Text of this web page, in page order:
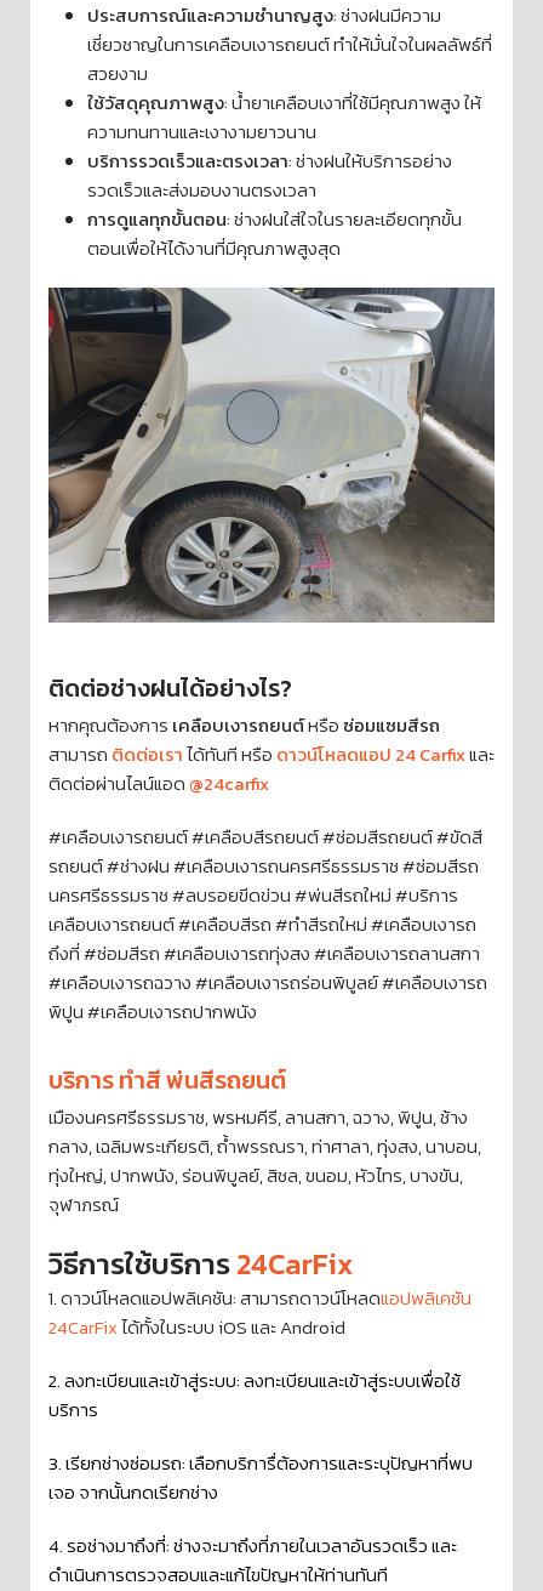
ประสบการณ์และความชำนาญสูง: ช่างฝนมีความ
เชี่ยวชาญในการเคลือบเงารถยนต์ ทำให้มั่นใจในผลลัพธ์ที่
สวยงาม
ใช้วัสดุคุณภาพสูง: น้ำยาเคลือบเงาที่ใช้มีคุณภาพสูง ให้
ความทนทานและเงางามยาวนาน
บริการรวดเร็วและตรงเวลา: ช่างฝนให้บริการอย่าง
รวดเร็วและส่งมอบงานตรงเวลา
การดูแลทุกขั้นตอน: ช่างฝนใส่ใจในรายละเอียดทุกขั้น
ตอนเพื่อให้ได้งานที่มีคุณภาพสูงสุด
ติดต่อช่างฝนได้อย่างไร?
หากคุณต้องการ เคลือบเงารถยนต์หรือ ซ่อมแซมสีรถ
สามารถ ติดต่อเราได้ทันที หรือ ดาวน์โหลดแอป 24 Carfixและ
ติดต่อผ่านไลน์แอด @24carfix
#เคลือบเงารถยนต์ #เคลือบสีรถยนต์ #ซ่อมสีรถยนต์ #ขัดสี
รถยนต์ #ช่างฝน #เคลือบเงารถนครศรีธรรมราช #ซ่อมสีรถ
นครศรีธรรมราช #ลบรอยขีดข่วน #พ่นสีรถใหม่ #บริการ
เคลือบเงารถยนต์ #เคลือบสีรถ #ทำสีรถใหม่ #เคลือบเงารถ
ถึงที่ #ซ่อมสีรถ #เคลือบเงารถทุ่งสง #เคลือบเงารถลานสกา
#เคลือบเงารถฉวาง #เคลือบเงารถร่อนพิบูลย์ #เคลือบเงารถ
พิปูน #เคลือบเงารถปากพนัง
บริการ ทำสี พ่นสีรถยนต์
เมืองนครศรีธรรมราช, พรหมคีรี, ลานสกา, ฉวาง, พิปูน, ช้าง
กลาง, เฉลิมพระเกียรติ, ถ้ำพรรณรา, ท่าศาลา, ทุ่งสง, นาบอน,
ทุ่งใหญ่, ปากพนัง, ร่อนพิบูลย์, สิชล, ขนอม, หัวไทร, บางขัน,
จุฬาภรณ์
วิธีการใช้บริการ24CarFix
1. ดาวน์โหลดแอปพลิเคชัน: สามารถดาวน์โหลดแอปพลิเคชัน
24CarFixได้ทั้งในระบบ iOS และ Android
2. ลงทะเบียนและเข้าสู่ระบบ: ลงทะเบียนและเข้าสู่ระบบเพื่อใช้
บริการ
3. เรียกช่างซ่อมรถ: เลือกบริการื่ต้องการและระบุปัญหาที่พบ
เจอ จากนั้นกดเรียกช่าง
4. รอช่างมาถึงที่: ช่างจะมาถึงที่ภายในเวลาอันรวดเร็ว และ
ดำเนินการตรวจสอบและแก้ไขปัญหาให้ท่านทันที